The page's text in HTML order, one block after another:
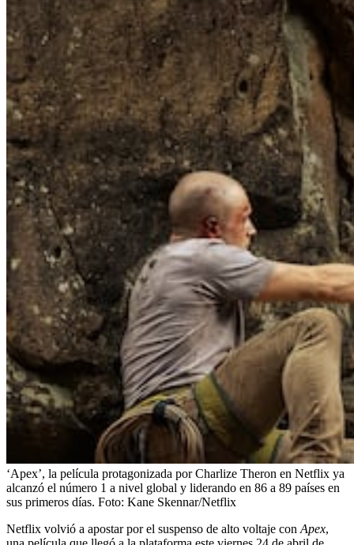
‘Apex’, la película protagonizada por Charlize Theron en Netflix ya
alcanzó el número 1 a nivel global y liderando en 86 a 89 países en
sus primeros días. Foto: Kane Skennar/Netflix
Netflix volvió a apostar por el suspenso de alto voltaje con Apex,